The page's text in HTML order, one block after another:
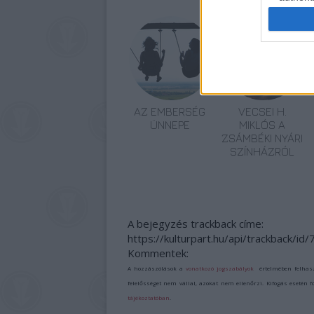
AZ EMBERSÉG
ÜNNEPE
VECSEI H.
MIKLÓS A
ZSÁMBÉKI NYÁRI
SZÍNHÁZRÓL
A bejegyzés trackback címe:
https://kulturpart.hu/api/trackback/id/
Kommentek:
A hozzászólások avonatkozó jogszabályok értelmében
felelősséget nem vállal, azokat nem ellenőrzi. Kifogás esetén
tájékoztatóban